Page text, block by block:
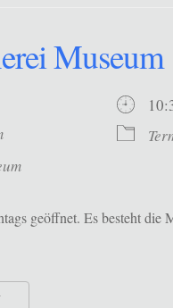
Museum
geöffnet. Es besteht